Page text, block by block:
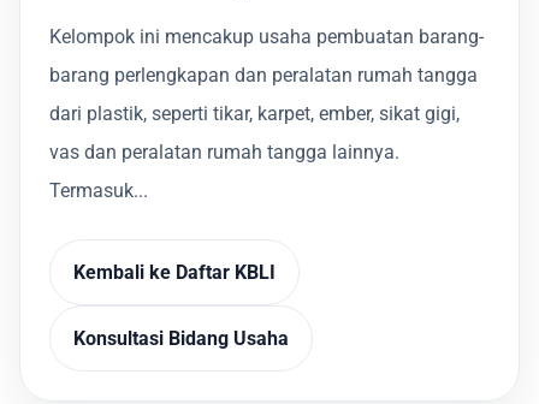
Kelompok ini mencakup usaha pembuatan barang-
barang perlengkapan dan peralatan rumah tangga
dari plastik, seperti tikar, karpet, ember, sikat gigi,
vas dan peralatan rumah tangga lainnya.
Termasuk...
Kembali ke Daftar KBLI
Konsultasi Bidang Usaha